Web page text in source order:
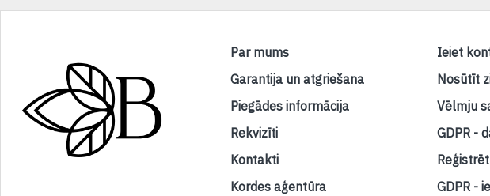
Par mums
Garantija un atgriešana
Piegādes informācija
Rekvizīti
Kontakti
Kordes aģentūra
Ieiet
Nosūtīt
Vēlmju
GDPR -
GDPR -